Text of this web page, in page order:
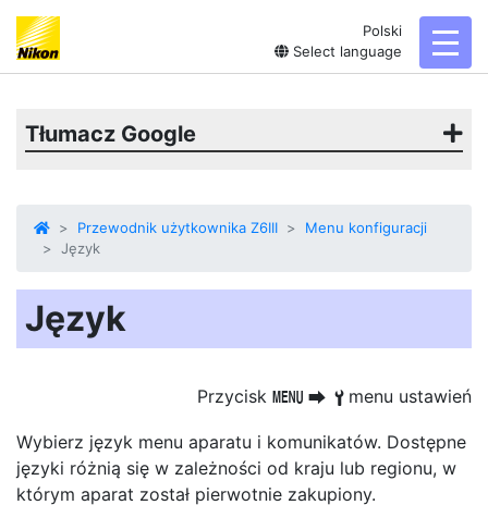
Polski
Select language
Tłumacz Google
Przewodnik użytkownika Z6III
Menu konfiguracji
Język
Język
Przycisk G U B menu ustawień
Wybierz język menu aparatu i komunikatów. Dostępne
języki różnią się w zależności od kraju lub regionu, w
którym aparat został pierwotnie zakupiony.